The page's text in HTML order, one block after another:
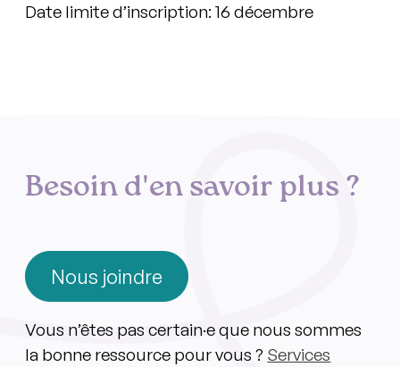
Date limite d’inscription: 16 décembre
Besoin d'en savoir plus ?
Nous joindre
Vous n’êtes pas certain·e que nous sommes
la bonne ressource pour vous ? Services